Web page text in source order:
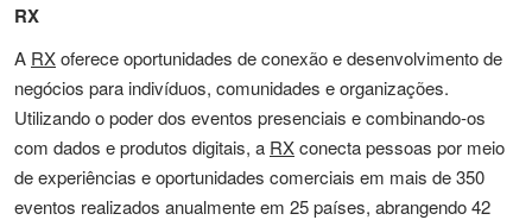
RX
A RXoferece oportunidades de conexão e desenvolvimento de
negócios para indivíduos, comunidades e organizações.
Utilizando o poder dos eventos presenciais e combinando-os
com dados e produtos digitais, a RXconecta pessoas por meio
de experiências e oportunidades comerciais em mais de 350
eventos realizados anualmente em 25 países, abrangendo 42